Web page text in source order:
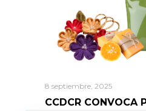
8 septiembre, 2025
CCDCR CONVOCA